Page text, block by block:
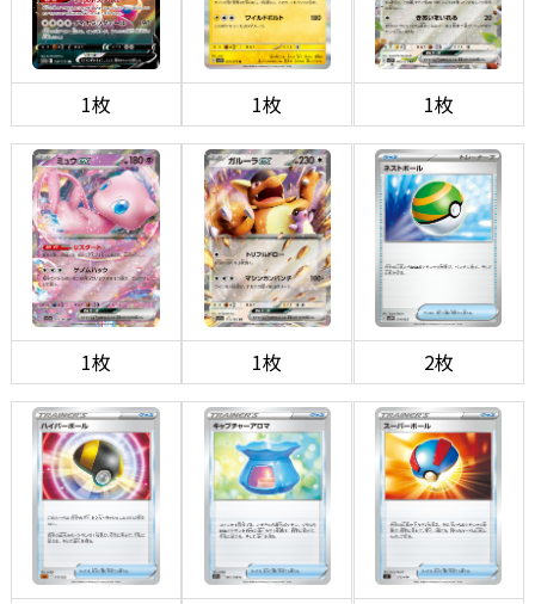
1枚 1枚 1枚
1枚 1枚 2枚